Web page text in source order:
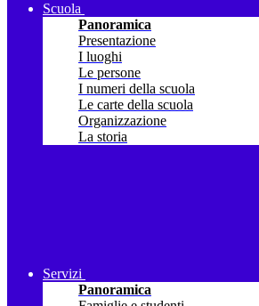
Scuola
Panoramica
Presentazione
I luoghi
Le persone
I numeri della scuola
Le carte della scuola
Organizzazione
La storia
Servizi
Panoramica